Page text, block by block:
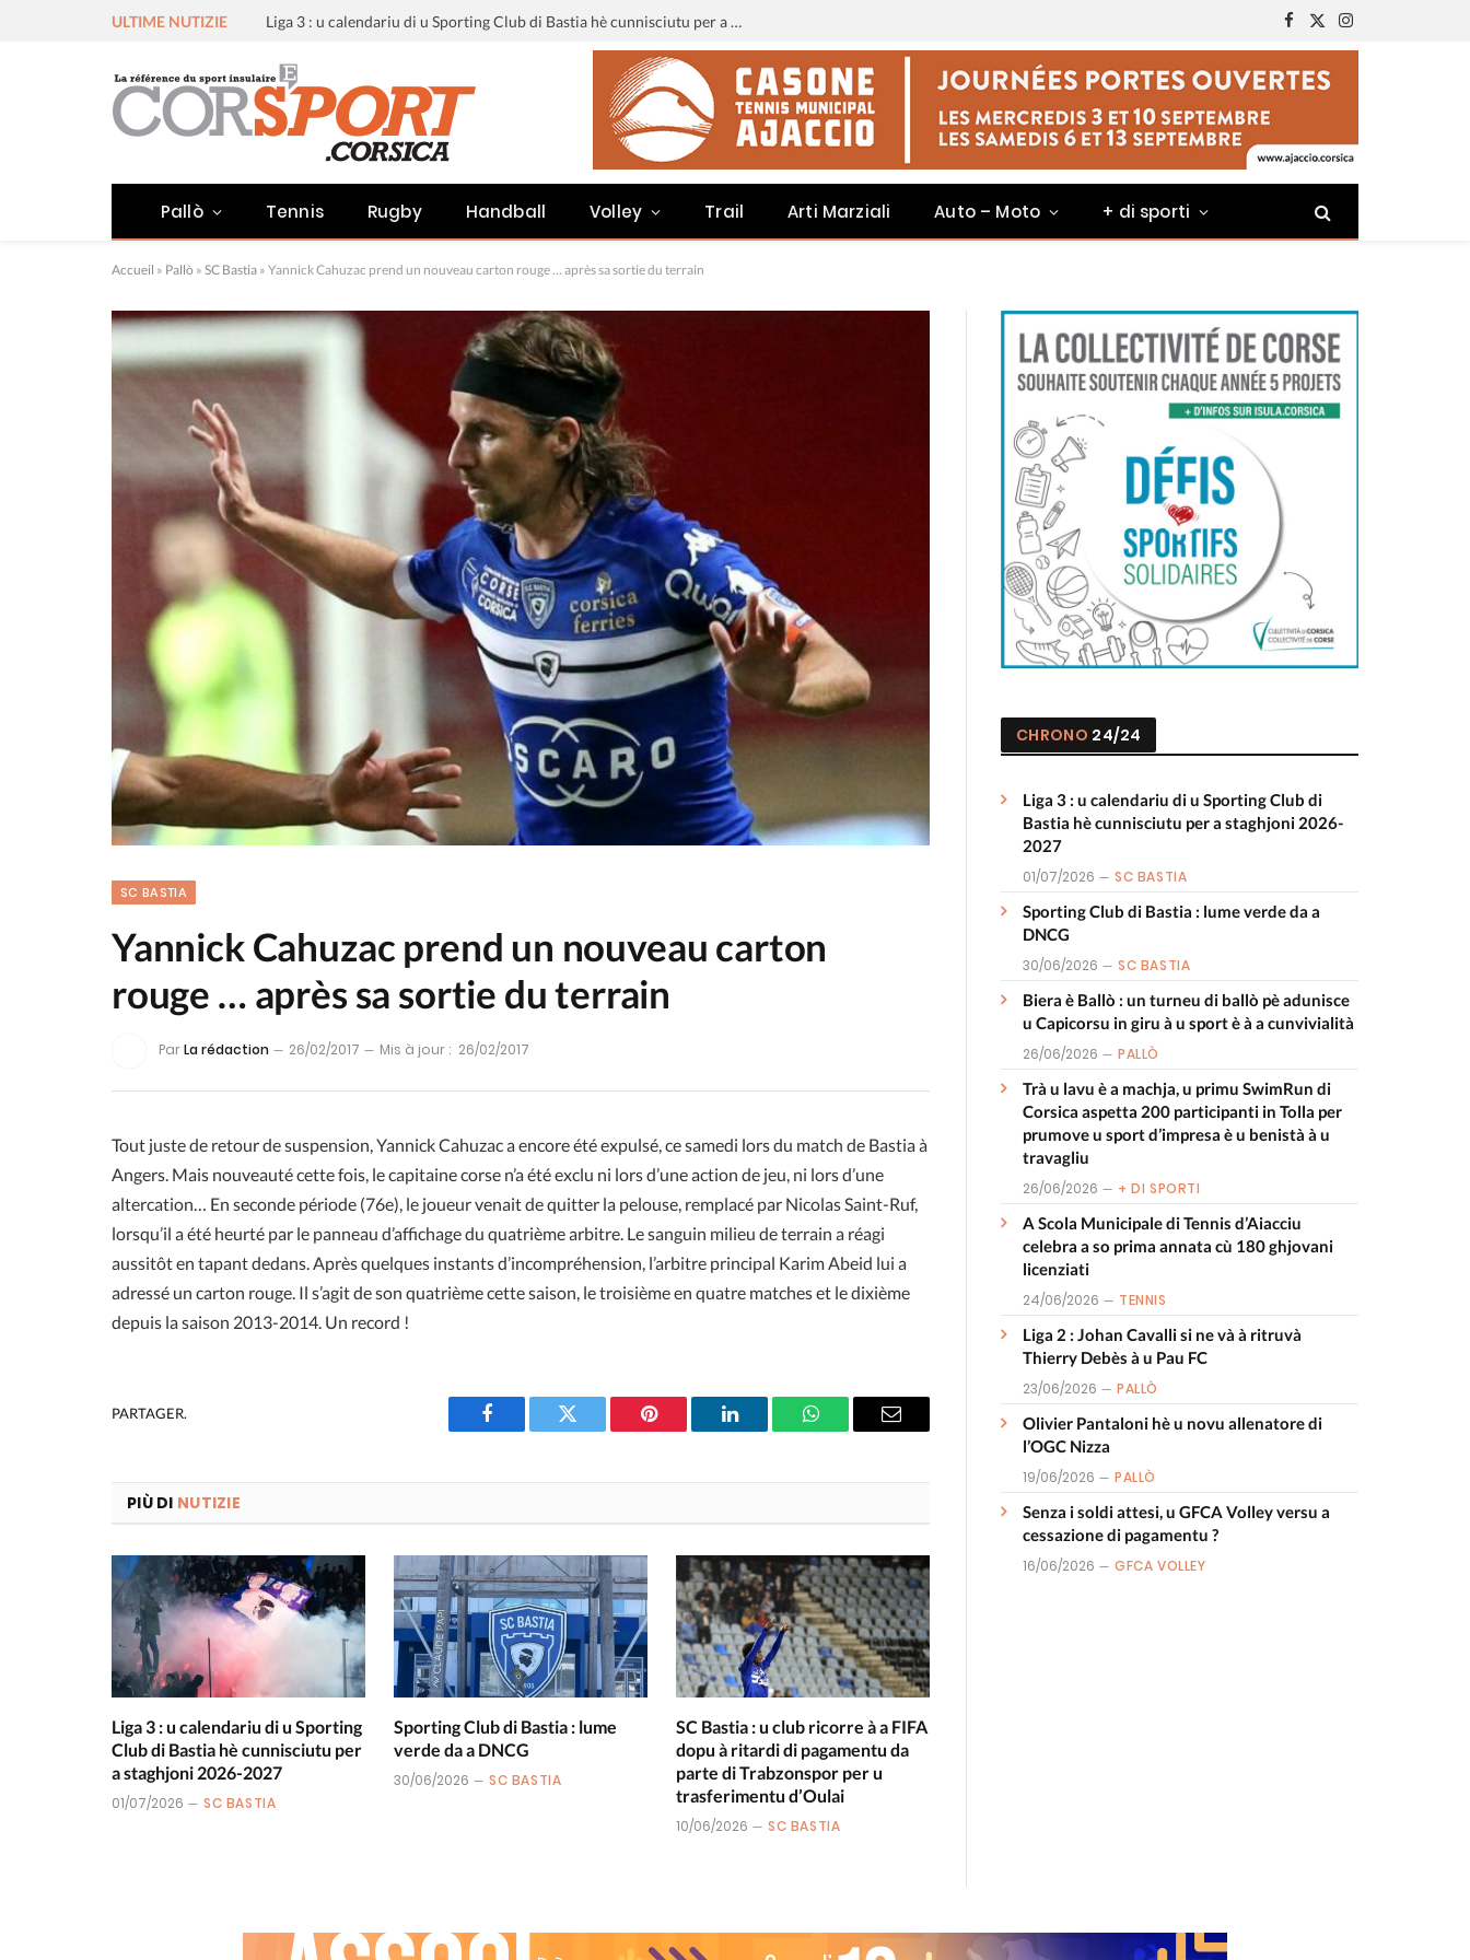
ULTIME NUTIZIE Liga 3 : u calendariu di u Sporting Club di Bastia hè cunnisciutu per a staghjoni 2026-2027
Facebook
X
(Twitter)
Instagram
Pallò Tennis Rugby Handball Volley Trail Arti Marziali Auto – Moto + di sporti
Accueil » Pallò » SC Bastia » Yannick Cahuzac prend un nouveau carton rouge … après sa sortie du terrain
SC BASTIA
Yannick Cahuzac prend un nouveau carton
rouge … après sa sortie du terrain
ParLa rédaction 26/02/2017 Mis à jour : 26/02/2017
Tout juste de retour de suspension, Yannick Cahuzac a encore été expulsé, ce samedi lors du match de Bastia à
Angers. Mais nouveauté cette fois, le capitaine corse n’a été exclu ni lors d’une action de jeu, ni lors d’une
altercation… En seconde période (76e), le joueur venait de quitter la pelouse, remplacé par Nicolas Saint-Ruf,
lorsqu’il a été heurté par le panneau d’affichage du quatrième arbitre. Le sanguin milieu de terrain a réagi
aussitôt en tapant dedans. Après quelques instants d’incompréhension, l’arbitre principal Karim Abeid lui a
adressé un carton rouge. Il s’agit de son quatrième cette saison, le troisième en quatre matches et le dixième
depuis la saison 2013-2014. Un record !
PARTAGER.
Facebook Twitter Pinterest LinkedIn WhatsAppEmail
PIÙ DI NUTIZIE
Liga 3 : u calendariu di u Sporting
Club di Bastia hè cunnisciutu per
a staghjoni 2026-2027
01/07/2026 SC BASTIA
Sporting Club di Bastia : lume
verde da a DNCG
30/06/2026 SC BASTIA
SC Bastia : u club ricorre à a FIFA
dopu à ritardi di pagamentu da
parte di Trabzonspor per u
trasferimentu d’Oulai
10/06/2026 SC BASTIA
CHRONO 24/24
Liga 3 : u calendariu di u Sporting Club di
Bastia hè cunnisciutu per a staghjoni 2026-
2027
01/07/2026 SC BASTIA
Sporting Club di Bastia : lume verde da a
DNCG
30/06/2026 SC BASTIA
Biera è Ballò : un turneu di ballò pè adunisce
u Capicorsu in giru à u sport è à a cunvivialità
26/06/2026 PALLÒ
Trà u lavu è a machja, u primu SwimRun di
Corsica aspetta 200 participanti in Tolla per
prumove u sport d’impresa è u benistà à u
travagliu
26/06/2026 + DI SPORTI
A Scola Municipale di Tennis d’Aiacciu
celebra a so prima annata cù 180 ghjovani
licenziati
24/06/2026 TENNIS
Liga 2 : Johan Cavalli si ne và à ritruvà
Thierry Debès à u Pau FC
23/06/2026 PALLÒ
Olivier Pantaloni hè u novu allenatore di
l’OGC Nizza
19/06/2026 PALLÒ
Senza i soldi attesi, u GFCA Volley versu a
cessazione di pagamentu ?
16/06/2026 GFCA VOLLEY